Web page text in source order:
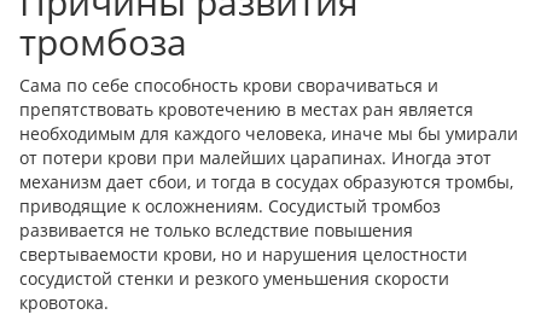
тромбоза
Сама по себе способность крови сворачиваться и
препятствовать кровотечению в местах ран является
необходимым для каждого человека, иначе мы бы умирали
от потери крови при малейших царапинах. Иногда этот
механизм дает сбои, и тогда в сосудах образуются тромбы,
приводящие к осложнениям. Сосудистый тромбоз
развивается не только вследствие повышения
свертываемости крови, но и нарушения целостности
сосудистой стенки и резкого уменьшения скорости
кровотока.